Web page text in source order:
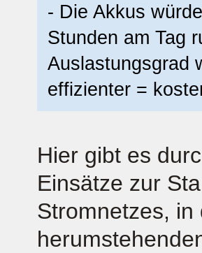
- Die Akkus
Stunden am Tag
Auslastungsgrad
effizienter =
Hier gibt es
Einsätze zur
Stromnetzes, in